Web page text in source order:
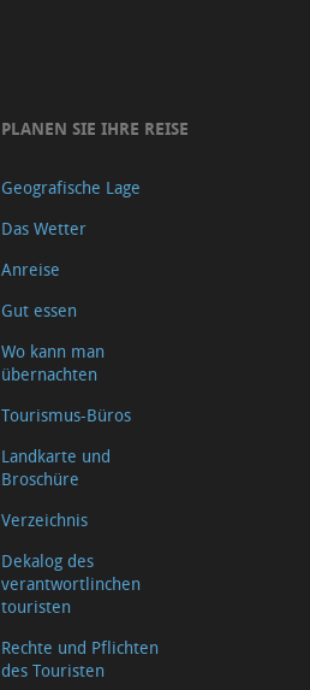
PLANEN SIE IHRE REISE
Geografische Lage
Das Wetter
Anreise
Gut essen
Wo kann man
übernachten
Tourismus-Büros
Landkarte und
Broschüre
Verzeichnis
Dekalog des
verantwortlinchen
touristen
Rechte und Pflichten
des Touristen